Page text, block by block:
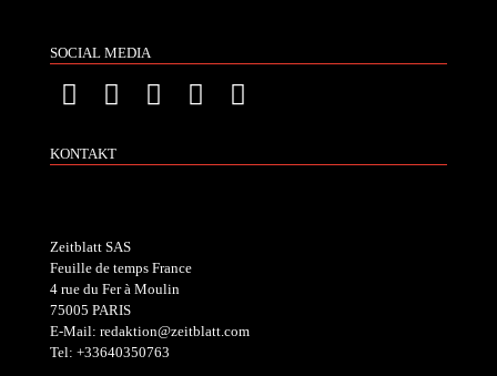
SOCIAL MEDIA
KONTAKT
Zeitblatt SAS
Feuille de temps France
4 rue du Fer à Moulin
75005 PARIS
E-Mail: redaktion@zeitblatt.com
Tel: +33640350763